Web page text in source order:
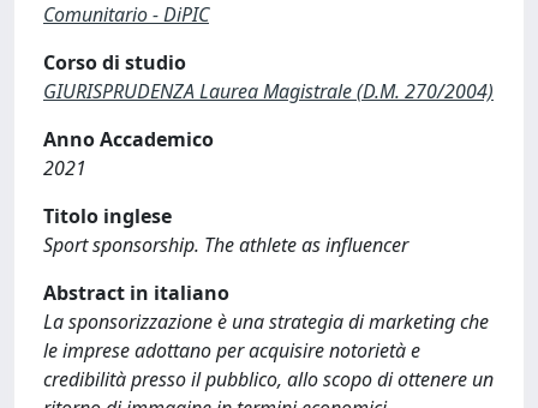
Comunitario - DiPIC
Corso di studio
GIURISPRUDENZA Laurea Magistrale (D.M. 270/2004)
Anno Accademico
2021
Titolo inglese
Sport sponsorship. The athlete as influencer
Abstract in italiano
La sponsorizzazione è una strategia di marketing che
le imprese adottano per acquisire notorietà e
credibilità presso il pubblico, allo scopo di ottenere un